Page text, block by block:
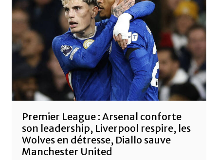
Premier League : Arsenal conforte
son leadership, Liverpool respire, les
Wolves en détresse, Diallo sauve
Manchester United